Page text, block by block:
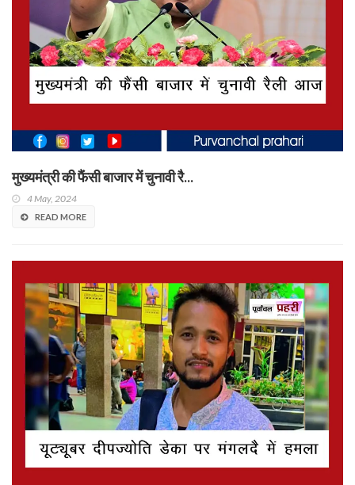
मुख्यमंत्री की फैंसी बाजार में चुनावी रै...
4 May, 2024
READ MORE